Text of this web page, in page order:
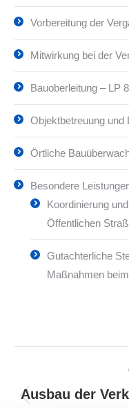
Vorbereitung der
Mitwirkung bei der
Bauoberleitung – LP
Objektbetreuung und
Örtliche
Besondere
Koordinierung
Öffentlichen
Gutachterliche
Maßnahmen
Ausbau der